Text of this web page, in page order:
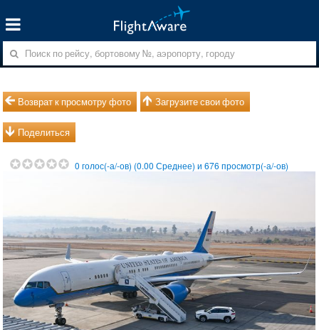
Возврат к просмотру фото Загрузите свои фото
Поделиться
0 голос(-а/-ов) (0.00 Среднее) и676 просмотр(-а/-ов)